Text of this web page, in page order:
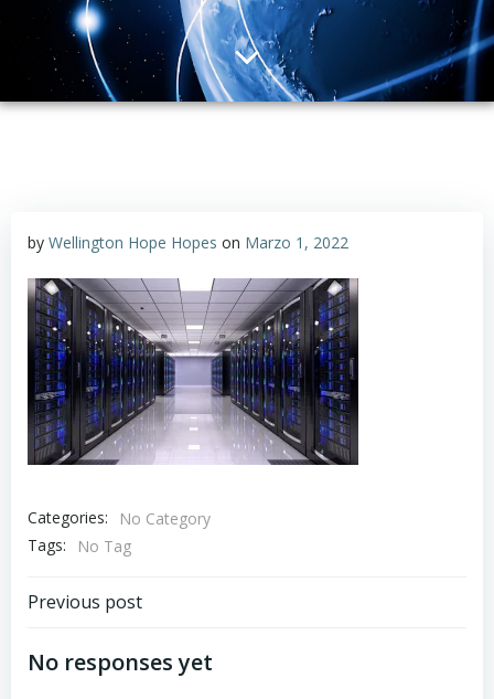
by Wellington Hope Hopes on Marzo 1, 2022
Categories:
No Category
Tags:
No Tag
Post
navigation
Previous post
No responses yet